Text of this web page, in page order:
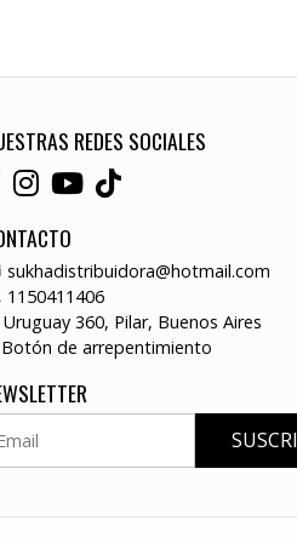
REDES SOCIALES
sukhadistribuidora@hotmail.com
1150411406
Uruguay 360, Pilar, Buenos Aires
Botón de arrepentimiento